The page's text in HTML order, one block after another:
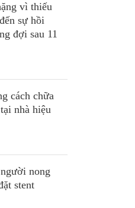
vì thiếu
sự hồi
đợi sau 11
cách chữa
nhà hiệu
nong
stent